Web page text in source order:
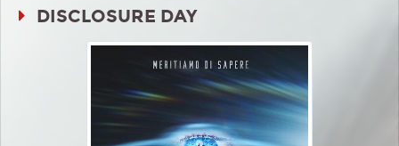
DISCLOSURE DAY